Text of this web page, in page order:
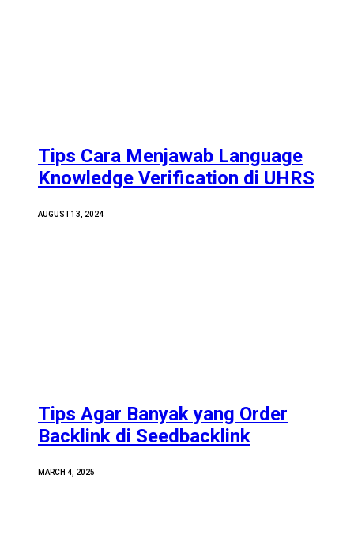
Tips Cara Menjawab Language
Knowledge Verification di UHRS
AUGUST 13, 2024
Tips Agar Banyak yang Order
Backlink di Seedbacklink
MARCH 4, 2025